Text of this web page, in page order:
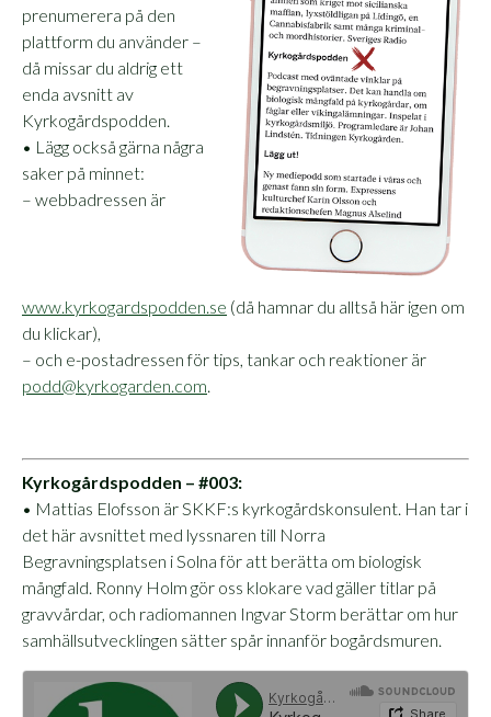
prenumerera på den
plattform du använder –
då missar du aldrig ett
enda avsnitt av
Kyrkogårdspodden.
• Lägg också gärna några
saker på minnet:
– webbadressen är
www.kyrkogardspodden.se (då hamnar du alltså här igen om
du klickar),
– och e-postadressen för tips, tankar och reaktioner är
podd@kyrkogarden.com.
Kyrkogårdspodden – #003:
• Mattias Elofsson är SKKF:s kyrkogårdskonsulent. Han tar i
det här avsnittet med lyssnaren till Norra
Begravningsplatsen i Solna för att berätta om biologisk
mångfald. Ronny Holm gör oss klokare vad gäller titlar på
gravvårdar, och radiomannen Ingvar Storm berättar om hur
samhällsutvecklingen sätter spår innanför bogårdsmuren.